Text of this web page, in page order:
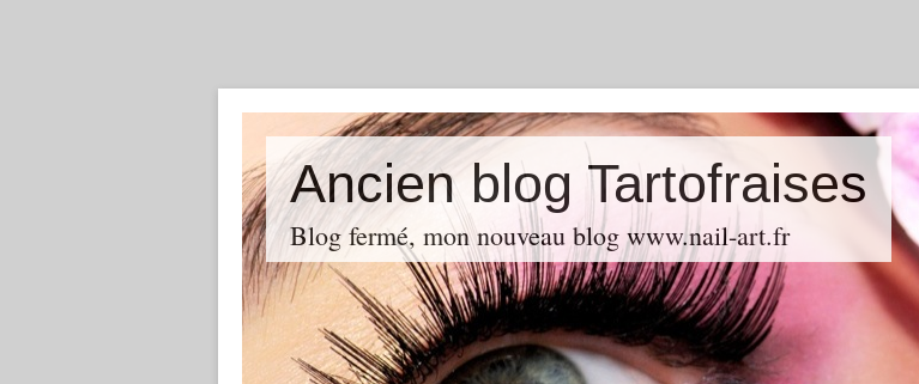
Ancien blog Tartofraises
Blog fermé, mon nouveau blog www.nail-art.fr